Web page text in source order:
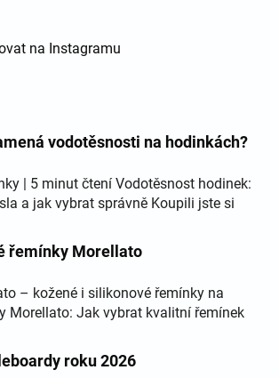
na Instagramu
vodotěsnosti na hodinkách?
| 5 minut čtení Vodotěsnost hodinek:
a jak vybrat správně Koupili jste si
řemínky Morellato
– kožené i silikonové řemínky na
Morellato: Jak vybrat kvalitní řemínek
roku 2026